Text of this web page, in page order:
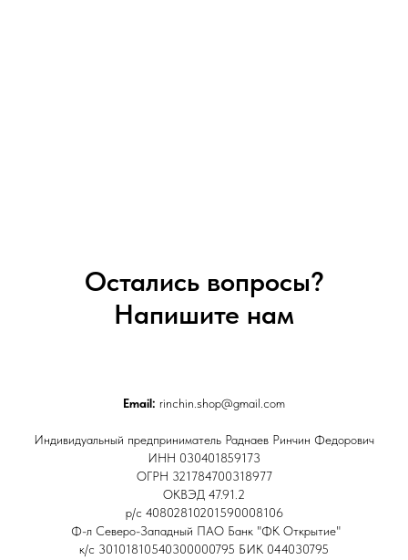
Остались вопросы?
Напишите нам
Email: rinchin.shop@gmail.com
Индивидуальный предприниматель Раднаев Ринчин Федорович
ИНН 030401859173
ОГРН 321784700318977
ОКВЭД 47.91.2
р/с 40802810201590008106
Ф-л Северо-Западный ПАО Банк "ФК Открытие"
к/с 30101810540300000795 БИК 044030795